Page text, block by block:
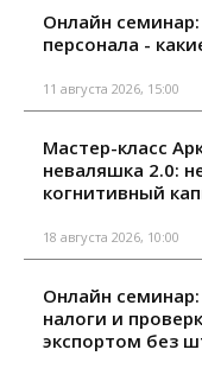
Онлайн
персонала -
11 августа 2026, 15:00
Мастер-класс
неваляшка 2.0:
когнитивный
18 августа 2026, 10:00
Онлайн
налоги и
экспортом без